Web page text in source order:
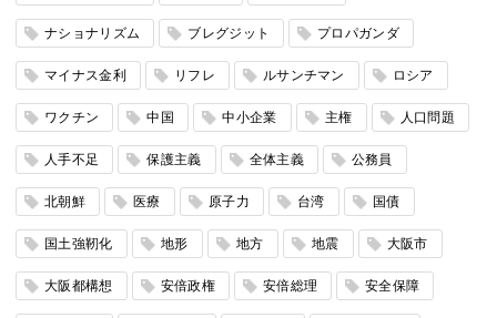
ナショナリズム ブレグジット プロパガンダ
マイナス金利 リフレ ルサンチマン ロシア
ワクチン 中国 中小企業 主権 人口問題
人手不足 保護主義 全体主義 公務員
北朝鮮 医療 原子力 台湾 国債
国土強靭化 地形 地方 地震 大阪市
大阪都構想 安倍政権 安倍総理 安全保障